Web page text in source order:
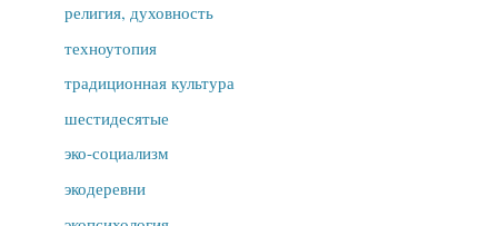
религия, духовность
техноутопия
традиционная культура
шестидесятые
эко-социализм
экодеревни